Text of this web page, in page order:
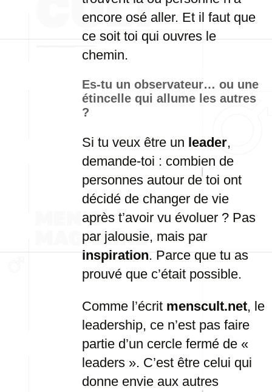
encore osé aller. Et il faut que
ce soit toi qui ouvres le
chemin.
Es-tu un observateur… ou une
étincelle qui allume les autres
?
Si tu veux être un leader,
demande-toi : combien de
personnes autour de toi ont
décidé de changer de vie
après t’avoir vu évoluer ? Pas
par jalousie, mais par
inspiration. Parce que tu as
prouvé que c’était possible.
Comme l’écrit menscult.net, le
leadership, ce n’est pas faire
partie d’un cercle fermé de «
leaders ». C’est être celui qui
donne envie aux autres